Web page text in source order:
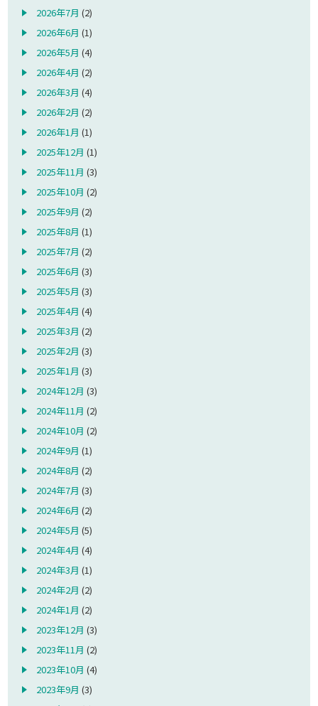
2026年7月 (2)
2026年6月 (1)
2026年5月 (4)
2026年4月 (2)
2026年3月 (4)
2026年2月 (2)
2026年1月 (1)
2025年12月 (1)
2025年11月 (3)
2025年10月 (2)
2025年9月 (2)
2025年8月 (1)
2025年7月 (2)
2025年6月 (3)
2025年5月 (3)
2025年4月 (4)
2025年3月 (2)
2025年2月 (3)
2025年1月 (3)
2024年12月 (3)
2024年11月 (2)
2024年10月 (2)
2024年9月 (1)
2024年8月 (2)
2024年7月 (3)
2024年6月 (2)
2024年5月 (5)
2024年4月 (4)
2024年3月 (1)
2024年2月 (2)
2024年1月 (2)
2023年12月 (3)
2023年11月 (2)
2023年10月 (4)
2023年9月 (3)